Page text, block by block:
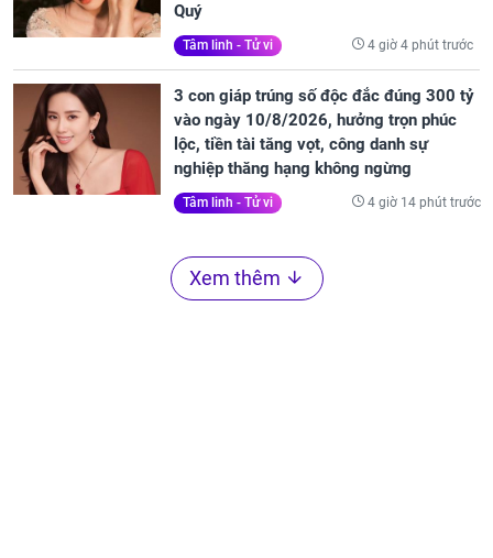
Quý
Tâm linh - Tử vi 4 giờ 4 phút trước
3 con giáp trúng số độc đắc đúng 300 tỷ
vào ngày 10/8/2026, hưởng trọn phúc
lộc, tiền tài tăng vọt, công danh sự
nghiệp thăng hạng không ngừng
Tâm linh - Tử vi 4 giờ 14 phút trước
Xem thêm